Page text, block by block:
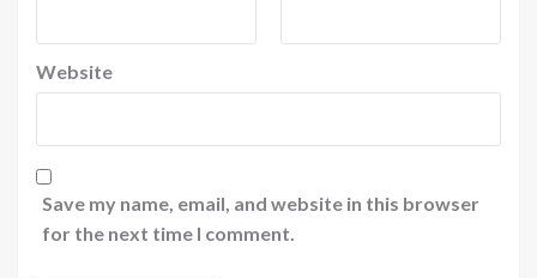
Website
Save my name, email, and website in this browser
for the next time I comment.